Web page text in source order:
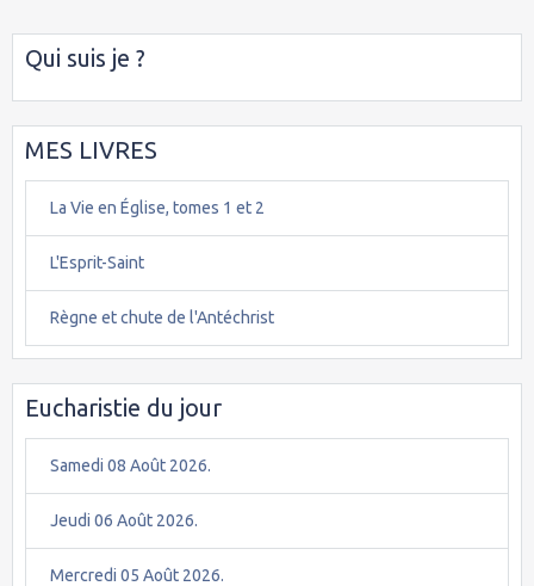
Qui suis je ?
MES LIVRES
La Vie en Église, tomes 1 et 2
L'Esprit-Saint
Règne et chute de l'Antéchrist
Eucharistie du jour
Samedi 08 Août 2026.
Jeudi 06 Août 2026.
Mercredi 05 Août 2026.